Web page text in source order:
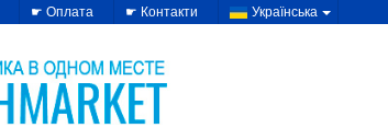
☛ Оплата ☛ Контакти Українська